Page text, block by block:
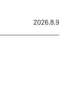
2026.8.9